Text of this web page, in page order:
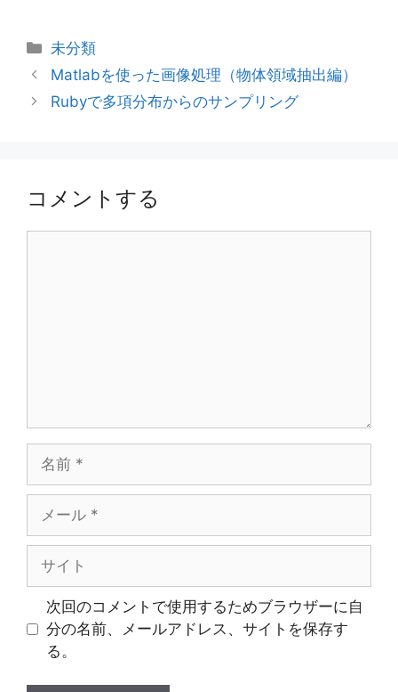
カ
テ
リ
未分類
Matlabを使った画像処理（物体領域抽出編）
Rubyで多項分布からのサンプリング
コメントする
ル
次回のコメントで使用するためブラウザーに自
分の名前、メールアドレス、サイトを保存す
る。